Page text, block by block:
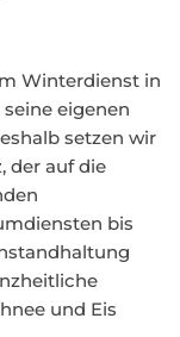
Winterdienst in
eigenen
setzen wir
der auf die
bis
und Eis